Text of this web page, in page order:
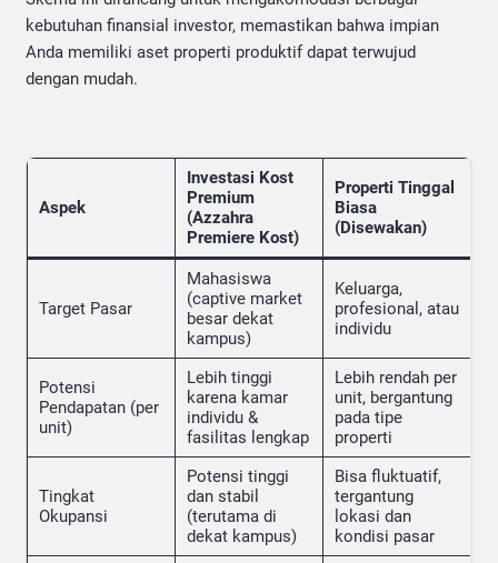
kebutuhan finansial investor, memastikan bahwa impian
Anda memiliki aset properti produktif dapat terwujud
dengan mudah.
Aspek
Investasi Kost
Premium
(Azzahra
Premiere Kost)
Properti Tinggal
Biasa
(Disewakan)
Target Pasar
Mahasiswa
(captive market
besar dekat
kampus)
Keluarga,
profesional, atau
individu
Potensi
Pendapatan (per
unit)
Lebih tinggi
karena kamar
individu &
fasilitas lengkap
Lebih rendah per
unit, bergantung
pada tipe
properti
Tingkat
Okupansi
Potensi tinggi
dan stabil
(terutama di
dekat kampus)
Bisa fluktuatif,
tergantung
lokasi dan
kondisi pasar